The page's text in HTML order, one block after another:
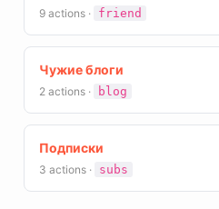
9 actions · friend
Чужие блоги
2 actions · blog
Подписки
3 actions · subs